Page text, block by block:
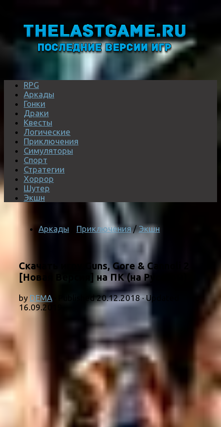
RPG
Аркады
Гонки
Драки
Квесты
Логические
Приключения
Симуляторы
Спорт
Стратегии
Хоррор
Шутер
Экшн
Аркады Приключения / Экшн
Скачать игру Guns, Gore & Cannoli 2
[Новая Версия] на ПК (на Русском)
by DEMA · Published20.12.2018· Updated
16.09.2019